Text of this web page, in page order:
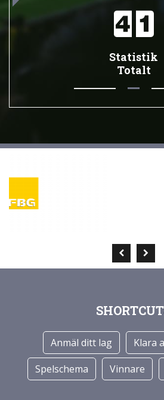
Statistik
Totalt
Anmäl ditt lag
Klara
Spelschema
Vinnare